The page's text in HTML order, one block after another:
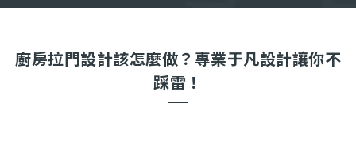
廚房拉門設計該怎麼做？專業于凡設計讓你不
踩雷！